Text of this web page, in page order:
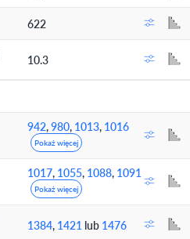
622
10.3
942,980, 1013, 1016
Pokaż więcej
1017, 1055, 1088, 1091
Pokaż więcej
1384, 1421 lub 1476